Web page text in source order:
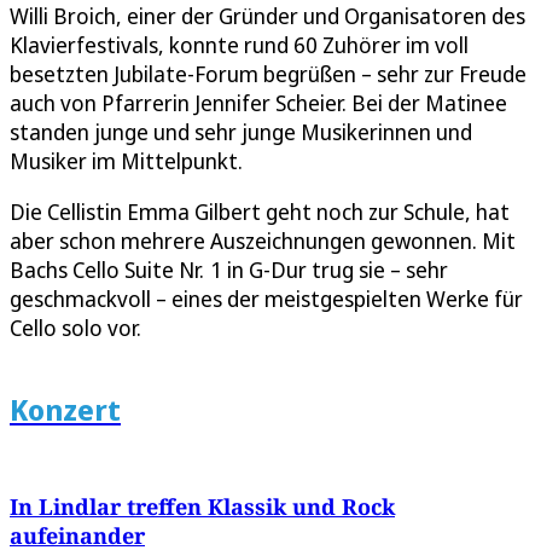
Willi Broich, einer der Gründer und Organisatoren des
Klavierfestivals, konnte rund 60 Zuhörer im voll
besetzten Jubilate-Forum begrüßen – sehr zur Freude
auch von Pfarrerin Jennifer Scheier. Bei der Matinee
standen junge und sehr junge Musikerinnen und
Musiker im Mittelpunkt.
Die Cellistin Emma Gilbert geht noch zur Schule, hat
aber schon mehrere Auszeichnungen gewonnen. Mit
Bachs Cello Suite Nr. 1 in G-Dur trug sie – sehr
geschmackvoll – eines der meistgespielten Werke für
Cello solo vor.
Konzert
In Lindlar treffen Klassik und Rock
aufeinander